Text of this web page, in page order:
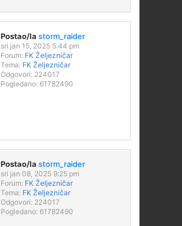
Postao/la storm_raider
sri jan 15, 2025 5:44 pm
Forum: FK Željezničar
Tema: FK Željezničar
Odgovori: 224017
Pogledano: 61782490
Postao/la storm_raider
sri jan 08, 2025 9:25 pm
Forum: FK Željezničar
Tema: FK Željezničar
Odgovori: 224017
Pogledano: 61782490